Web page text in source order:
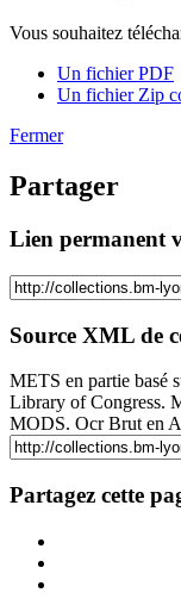
Vous souhaitez
Un fichier PDF
Un fichier Zip
Fermer
Partager
Lien permanent
Source XML de
METS en partie basé
Library of Congress.
MODS. Ocr Brut en
Partagez cette